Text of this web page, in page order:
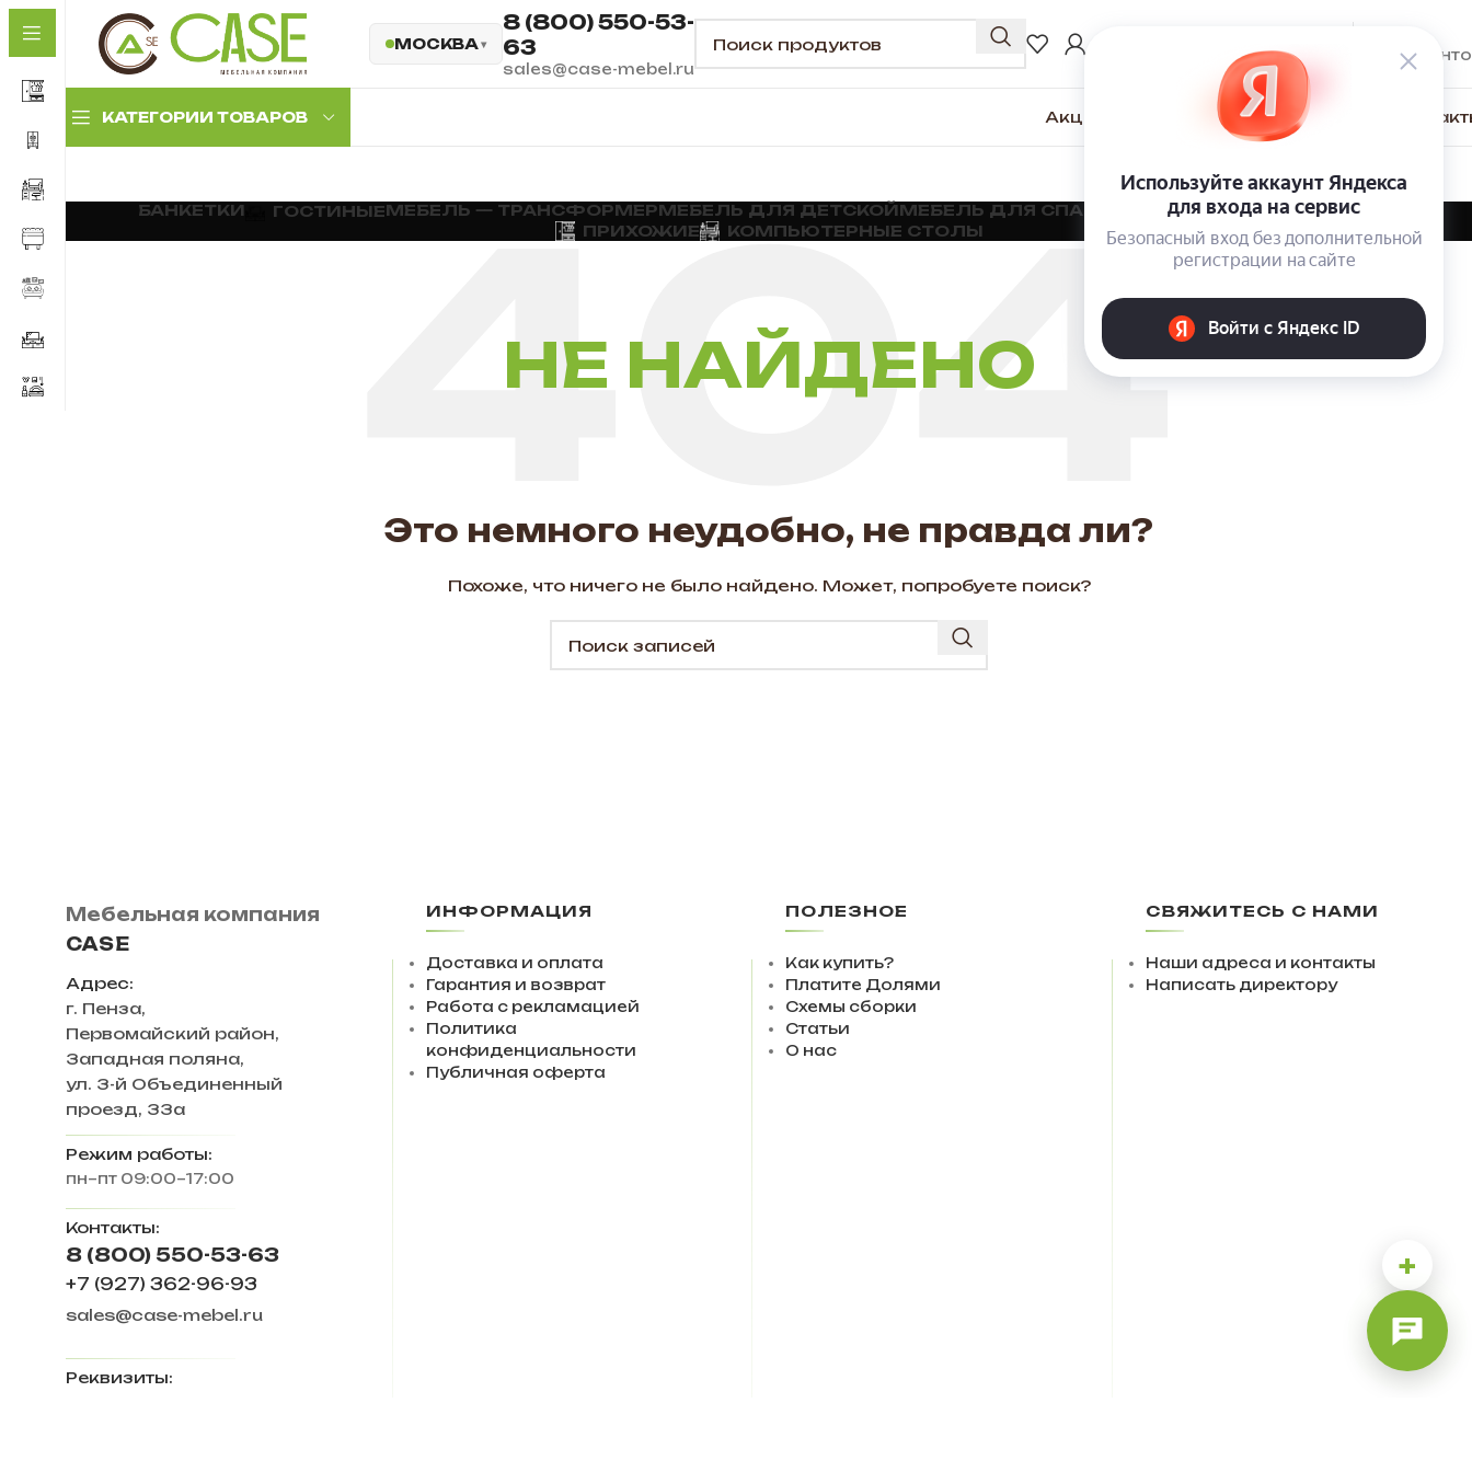
МОСКВА
8 (800) 550-53-
63
sales@case-mebel.ru
КАТЕГОРИИ ТОВАРОВ
прихожих
Акции Для покупателей О компании
БАНКЕТКИ ГОСТИНЫЕМЕБЕЛЬ — ТРАНСФОРМЕРМЕБЕЛЬ ДЛЯ ДЕТСКОЙМЕБЕЛЬ ДЛЯ СПАЛЬНИ МЯГКАЯ МЕБЕЛЬШКАФЫ
ПРИХОЖИЕ
КОМПЬЮТЕРНЫЕ СТОЛЫ
НЕ НАЙДЕНО
Это немного неудобно, не правда ли?
Похоже, что ничего не было найдено. Может, попробуете поиск?
Мебельная компания
CASE
Адрес:
г. Пенза,
Первомайский район,
Западная поляна,
ул. 3-й Объединенный
проезд, 33а
Режим работы:
пн–пт 09:00–17:00
Контакты:
8 (800) 550-53-63
+7 (927) 362-96-93
sales@case-mebel.ru
Реквизиты:
ИНФОРМАЦИЯ
Доставка и оплата
Гарантия и возврат
Работа с рекламацией
Политика
конфиденциальности
Публичная оферта
ПОЛЕЗНОЕ
Как купить?
Платите Долями
Схемы сборки
Статьи
О нас
СВЯЖИТЕСЬ С НАМИ
Наши адреса и контакты
Написать директору
+